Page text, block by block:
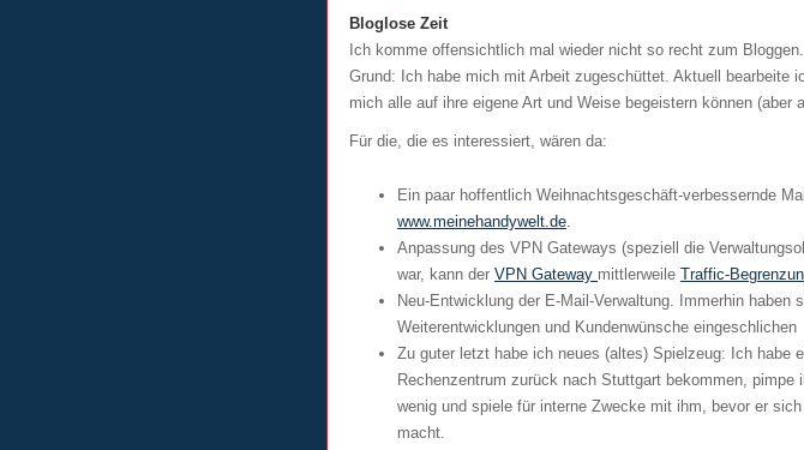
Bloglose Zeit
Ich komme offensichtlich mal wieder nicht so recht zum
Grund: Ich habe mich mit Arbeit zugeschüttet. Aktuell bearbeite
mich alle auf ihre eigene Art und Weise begeistern können (aber
Für die, die es interessiert, wären da:
Ein paar hoffentlich Weihnachtsgeschäft-verbessernde
www.meinehandywelt.de.
Anpassung des VPN Gateways (speziell die
war, kann der VPN Gateway mittlerweile Traffic-
Neu-Entwicklung der E-Mail-Verwaltung. Immerhin haben
Weiterentwicklungen und Kundenwünsche eingeschlichen
Zu guter letzt habe ich neues (altes) Spielzeug: Ich habe
Rechenzentrum zurück nach Stuttgart bekommen, pimpe
wenig und spiele für interne Zwecke mit ihm, bevor er
macht.